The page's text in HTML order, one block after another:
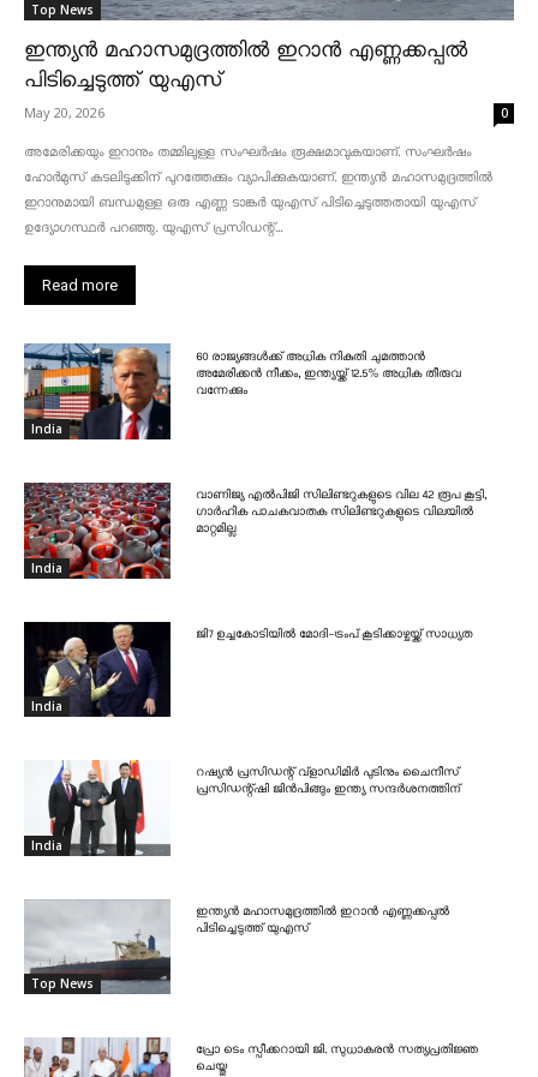
Top News
ഇന്ത്യൻ മഹാസമുദ്രത്തിൽ ഇറാൻ എണ്ണക്കപ്പൽ
പിടിച്ചെടുത്ത് യുഎസ്
May 20, 2026 0
അമേരിക്കയും ഇറാനും തമ്മിലുള്ള സംഘർഷം രൂക്ഷമാവുകയാണ്. സംഘർഷം
ഹോർമുസ് കടലിടുക്കിന് പുറത്തേക്കും വ്യാപിക്കുകയാണ്. ഇന്ത്യൻ മഹാസമുദ്രത്തിൽ
ഇറാനുമായി ബന്ധമുള്ള ഒരു എണ്ണ ടാങ്കർ യുഎസ് പിടിച്ചെടുത്തതായി യുഎസ്
ഉദ്യോഗസ്ഥർ പറഞ്ഞു. യുഎസ് പ്രസിഡന്റ്...
Read more
India
60 രാജ്യങ്ങൾക്ക് അധിക നികുതി ചുമത്താൻ
അമേരിക്കൻ നീക്കം, ഇന്ത്യയ്ക്ക് 12.5% അധിക തീരുവ
വന്നേക്കും
India
വാണിജ്യ എൽപിജി സിലിണ്ടറുകളുടെ വില 42 രൂപ കൂട്ടി,
ഗാർഹിക പാചകവാതക സിലിണ്ടറുകളുടെ വിലയിൽ
മാറ്റമില്ല
India
ജി7 ഉച്ചകോടിയിൽ മോദി-ട്രംപ് കൂടിക്കാഴ്ചയ്ക്ക് സാധ്യത
India
റഷ്യൻ പ്രസിഡന്റ് വ്‌ളാഡിമിർ പുടിനും ചൈനീസ്
പ്രസിഡന്റ്ഷി ജിൻപിങ്ങും ഇന്ത്യ സന്ദർശനത്തിന്
Top News
ഇന്ത്യൻ മഹാസമുദ്രത്തിൽ ഇറാൻ എണ്ണക്കപ്പൽ
പിടിച്ചെടുത്ത് യുഎസ്
പ്രോ ടെം സ്പീക്കറായി ജി. സുധാകരൻ സത്യപ്രതിജ്ഞ
ചെയ്തു